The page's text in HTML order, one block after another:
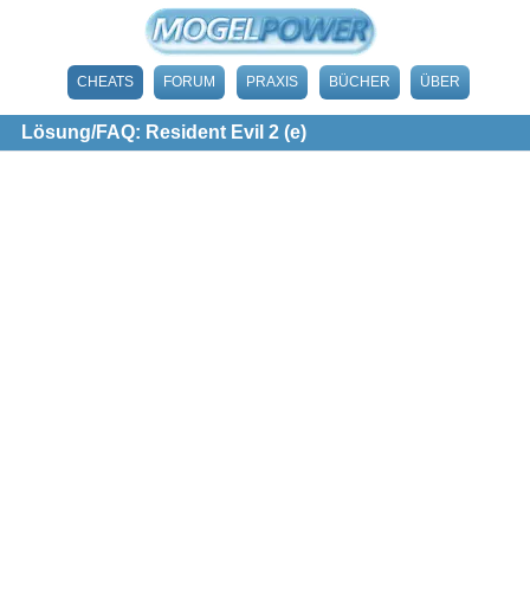
CHEATS FORUM PRAXIS BÜCHER ÜBER
Lösung/FAQ: Resident Evil 2 (e)